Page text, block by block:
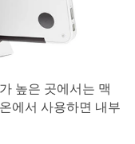
높은 곳에서는 맥
에서 사용하면 내부